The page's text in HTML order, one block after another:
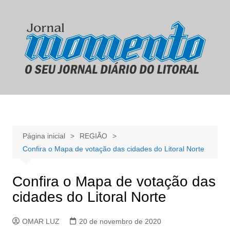
conteúdo
Página inicial
REGIÃO
Confira o Mapa de votação das cidades do Litoral Norte
Confira o Mapa de votação das
cidades do Litoral Norte
OMAR LUZ
20 de novembro de 2020